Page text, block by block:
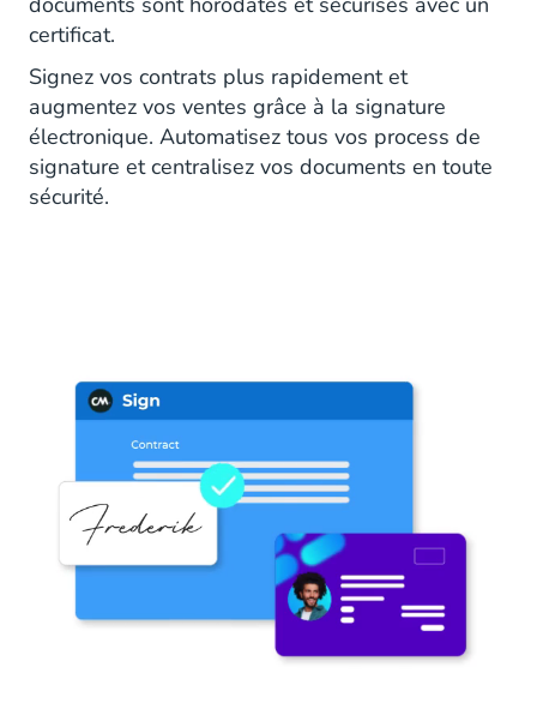
certificat.
Signez vos contrats plus rapidement et
augmentez vos ventes grâce à la signature
électronique. Automatisez tous vos process de
signature et centralisez vos documents en toute
sécurité.